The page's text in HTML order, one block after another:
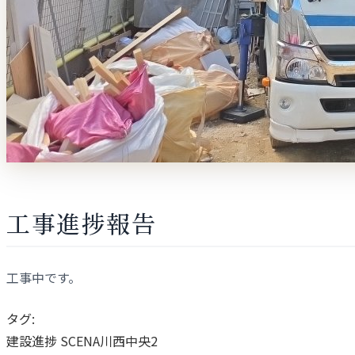
工事進捗報告
工事中です。
タグ:
建設進捗 SCENA川西中央2